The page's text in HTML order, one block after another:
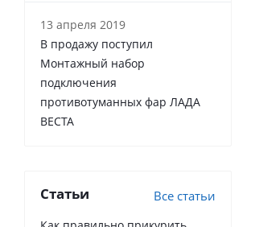
13 апреля 2019
В продажу поступил
Монтажный набор
подключения
противотуманных фар ЛАДА
ВЕСТА
Статьи Все статьи